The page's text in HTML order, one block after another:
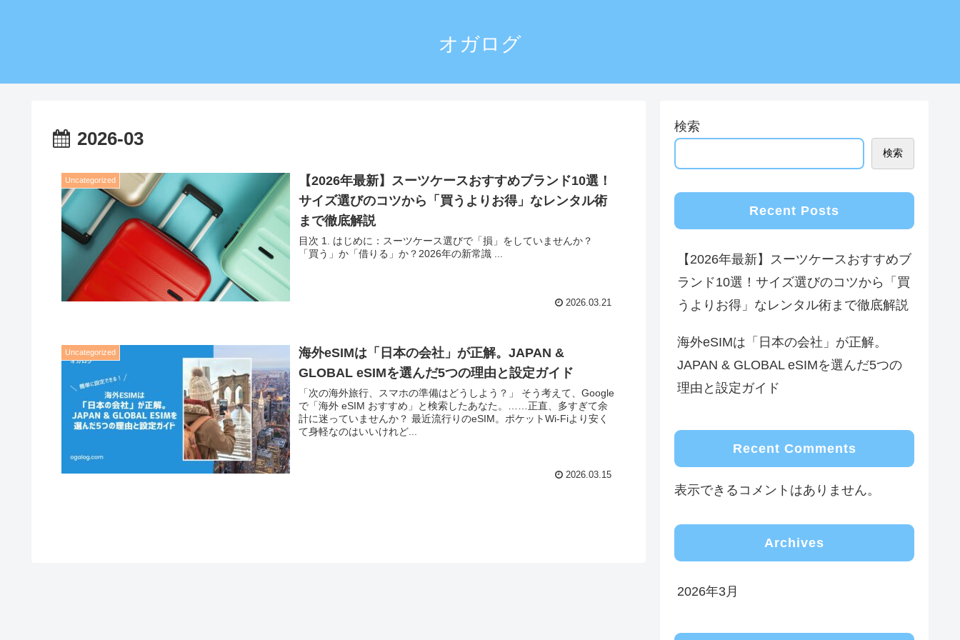
オガログ
2026-03
Uncategorized
【2026年最新】スーツケースおすすめブランド10選！
サイズ選びのコツから「買うよりお得」なレンタル術
まで徹底解説
目次 1. はじめに：スーツケース選びで「損」をしていませんか？
「買う」か「借りる」か？2026年の新常識 ...
2026.03.21
Uncategorized
海外eSIMは「日本の会社」が正解。JAPAN &
GLOBAL eSIMを選んだ5つの理由と設定ガイド
「次の海外旅行、スマホの準備はどうしよう？」 そう考えて、Google
で「海外 eSIM おすすめ」と検索したあなた。……正直、多すぎて余
計に迷っていませんか？ 最近流行りのeSIM。ポケットWi-Fiより安く
て身軽なのはいいけれど...
2026.03.15
検索
検索
Recent Posts
【2026年最新】スーツケースおすすめブ
ランド10選！サイズ選びのコツから「買
うよりお得」なレンタル術まで徹底解説
海外eSIMは「日本の会社」が正解。
JAPAN & GLOBAL eSIMを選んだ5つの
理由と設定ガイド
Recent Comments
表示できるコメントはありません。
Archives
2026年3月